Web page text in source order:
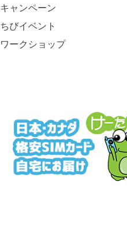
キャンペーン
ちびイベント
ワークショップ